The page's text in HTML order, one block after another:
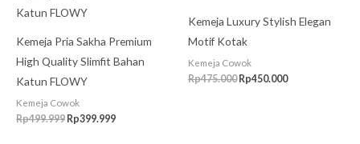
Kemeja Pria Sakha Premium
High Quality Slimfit Bahan
Katun FLOWY
Kemeja Cowok
Rp499.999 Rp399.999
Kemeja Luxury Stylish Elegan
Motif Kotak
Kemeja Cowok
Rp475.000 Rp450.000
Rp450.000.